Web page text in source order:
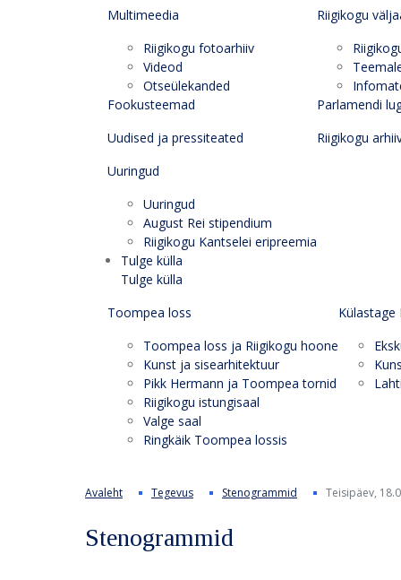
Multimeedia
Riigikogu fotoarhiiv
Videod
Otseülekanded
Fookusteemad
Uudised ja pressiteated
Uuringud
Uuringud
August Rei stipendium
Riigikogu Kantselei eripreemia
Riigikogu
Parlamendi
Riigikogu
Tulge külla
Tulge külla
Toompea loss
Toompea loss ja Riigikogu hoone
Kunst ja sisearhitektuur
Pikk Hermann ja Toompea tornid
Riigikogu istungisaal
Valge saal
Ringkäik Toompea lossis
Külastage
Avaleht Tegevus Stenogrammid Teisipäev,
Stenogrammid